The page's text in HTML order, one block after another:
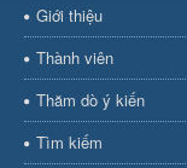
Giới thiệu
Thành viên
Thăm dò ý kiến
Tìm kiếm